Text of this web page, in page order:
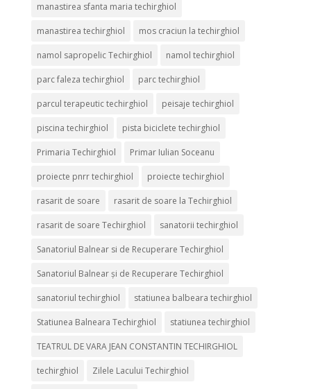
manastirea sfanta maria techirghiol
manastirea techirghiol mos craciun la techirghiol
namol sapropelic Techirghiol namol techirghiol
parc faleza techirghiol parc techirghiol
parcul terapeutic techirghiol peisaje techirghiol
piscina techirghiol pista biciclete techirghiol
Primaria Techirghiol Primar Iulian Soceanu
proiecte pnrr techirghiol proiecte techirghiol
rasarit de soare rasarit de soare la Techirghiol
rasarit de soare Techirghiol sanatorii techirghiol
Sanatoriul Balnear si de Recuperare Techirghiol
Sanatoriul Balnear și de Recuperare Techirghiol
sanatoriul techirghiol statiunea balbeara techirghiol
Statiunea Balneara Techirghiol statiunea techirghiol
TEATRUL DE VARA JEAN CONSTANTIN TECHIRGHIOL
techirghiol Zilele Lacului Techirghiol